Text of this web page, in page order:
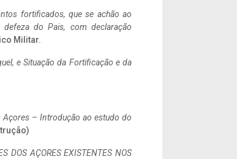
fortificados, que se achão ao
do Pais, com declaração
Militar.
e Situação da Fortificação e da
– Introdução ao estudo do
DOS AÇORES EXISTENTES NOS